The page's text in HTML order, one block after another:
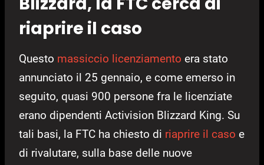
riaprire il caso
Questo massiccio licenziamento era stato
annunciato il 25 gennaio, e come emerso in
seguito, quasi 900 persone fra le licenziate
erano dipendenti Activision Blizzard King. Su
tali basi, la FTC ha chiesto di riaprire il caso e
di rivalutare, sulla base delle nuove